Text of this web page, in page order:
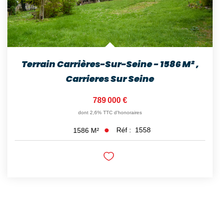
Terrain Carrières-Sur-Seine - 1586 M²,
Carrieres Sur Seine
789 000 €
dont 2,6% TTC d'honoraires
1586 M² Réf : 1558